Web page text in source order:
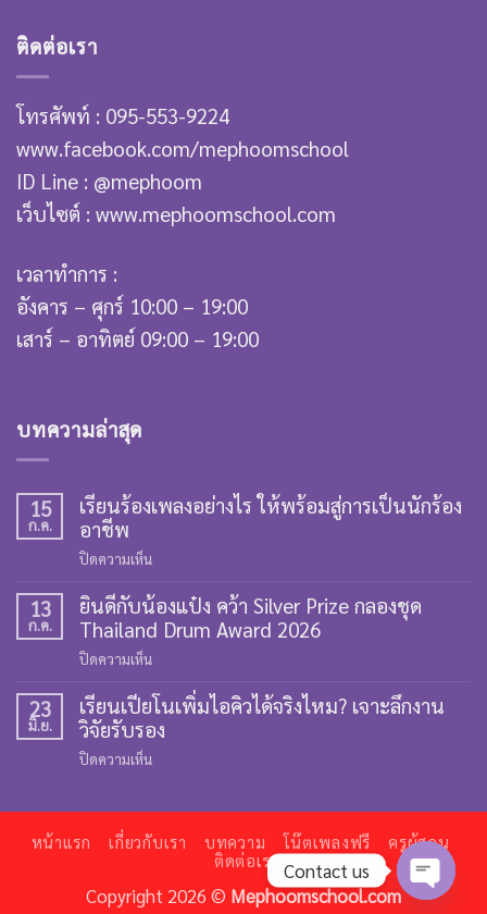
ติดต่อเรา
โทรศัพท์ : 095-553-9224
www.facebook.com/mephoomschool
ID Line : @mephoom
เว็บไซต์ : www.mephoomschool.com
เวลาทำการ :
อังคาร – ศุกร์ 10:00 – 19:00
เสาร์ – อาทิตย์ 09:00 – 19:00
บทความล่าสุด
15
ก.ค.
เรียนร้องเพลงอย่างไร ให้พร้อมสู่การเป็นนักร้อง
อาชีพ
ปิดความเห็น
ร้อง
เพลง
พร้อม
สู่
การ
เป็น
ร้อง
อาชีพ
13
ก.ค.
ยินดีกับน้องแป๋ง คว้า Silver Prize กลองชุด
Thailand Drum Award 2026
ปิดความเห็น
กับ
น้อง
Prize
กลอง
Thailand
Drum
23
มิ.ย.
เรียนเปียโนเพิ่มไอคิวได้จริงไหม? เจาะลึกงาน
วิจัยรับรอง
ปิดความเห็น
เพิ่ม
คิว
หน้าแรก เกี่ยวกับเรา บทความ โน๊ตเพลงฟรี
ครูผู้สอน
ติดต่อเรา
Copyright 2026 © Mephoomschool.com
Contact us